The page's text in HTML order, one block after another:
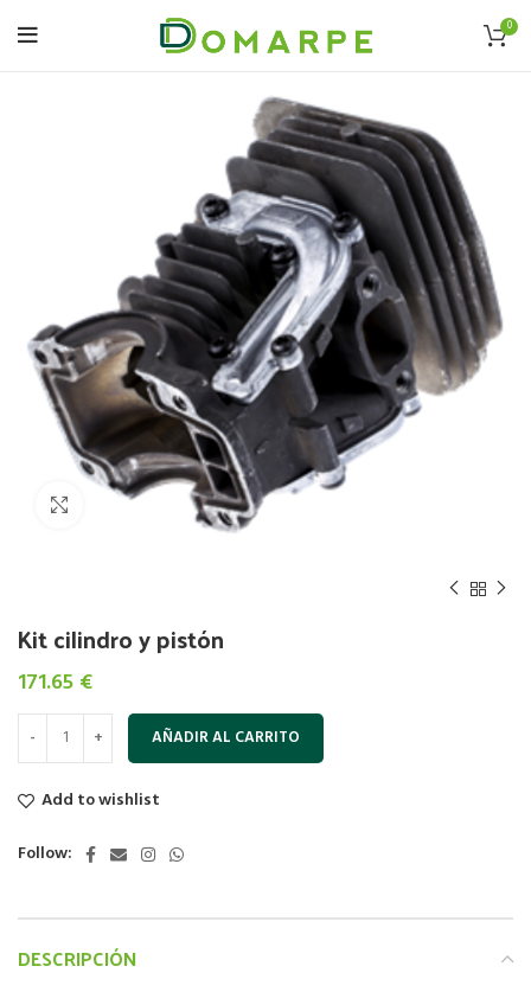
0
Click to enlarge
Kit cilindro y pistón
171.65 €
AÑADIR AL CARRITO
Add to wishlist
Follow:
DESCRIPCIÓN